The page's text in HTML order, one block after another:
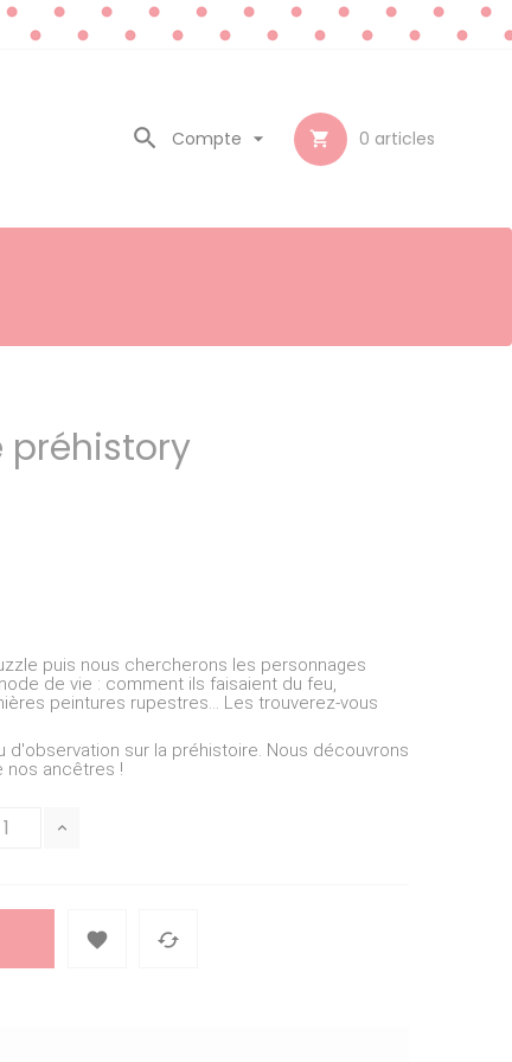
 0 articles
Compte 

préhistory
puis nous chercherons les personnages
de vie : comment ils faisaient du feu,
peintures rupestres... Les trouverez-vous
d'observation sur la préhistoire. Nous découvrons
nos ancêtres !
 